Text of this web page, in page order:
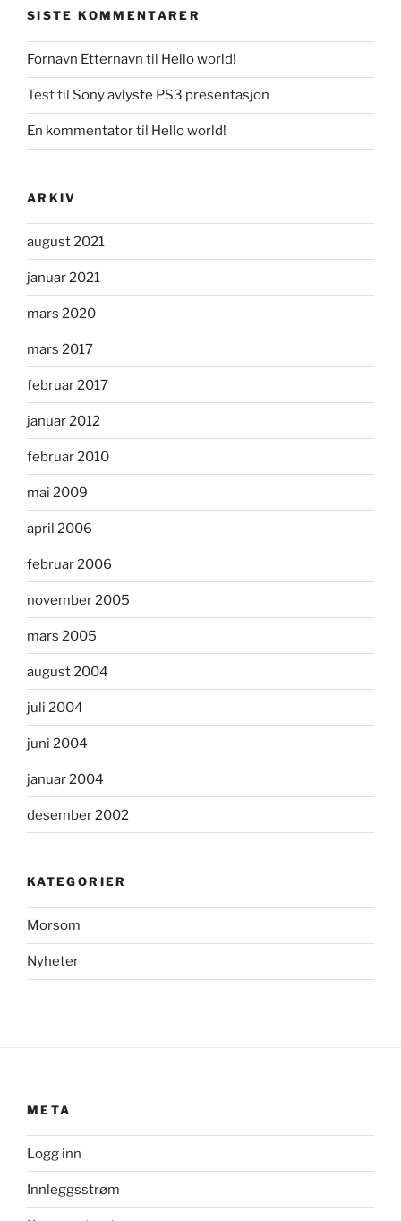
SISTE KOMMENTARER
Fornavn Etternavn til Hello world!
Testtil Sony avlyste PS3 presentasjon
En kommentatortil Hello world!
ARKIV
august 2021
januar 2021
mars 2020
mars 2017
februar 2017
januar 2012
februar 2010
mai 2009
april 2006
februar 2006
november 2005
mars 2005
august 2004
juli 2004
juni 2004
januar 2004
desember 2002
KATEGORIER
Morsom
Nyheter
META
Logg inn
Innleggsstrøm